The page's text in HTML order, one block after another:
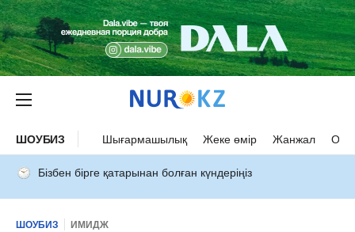
ШОУБИЗ Шығармашылық Жеке өмір Жанжал
Бізбен бірге қатарынан болған күндеріңіз
ШОУБИЗ ИМИДЖ